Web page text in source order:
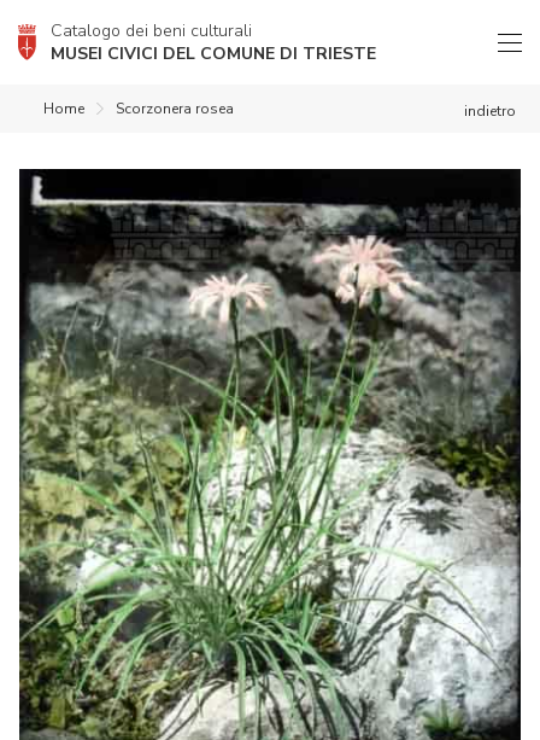
Catalogo dei beni culturali
MUSEI CIVICI DEL COMUNE DI TRIESTE
indietro
Home Scorzonera rosea